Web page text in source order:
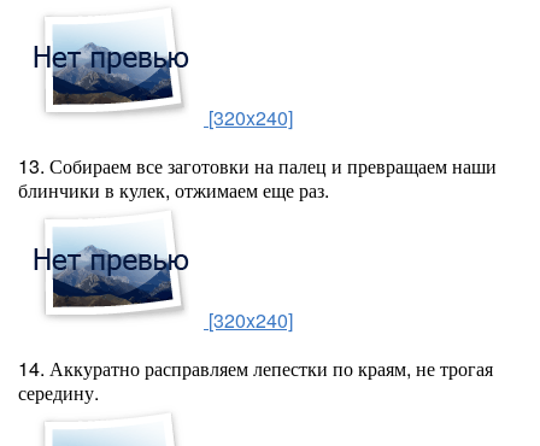
[320x240]
13. Собираем все заготовки на палец и превращаем наши
блинчики в кулек, отжимаем еще раз.
[320x240]
14. Аккуратно расправляем лепестки по краям, не трогая
середину.